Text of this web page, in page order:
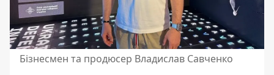
Бізнесмен та продюсер Владислав Савченко